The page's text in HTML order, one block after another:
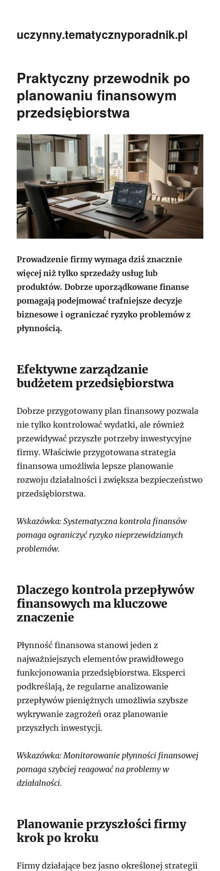
uczynny.tematycznyporadnik.pl
Praktyczny przewodnik po
planowaniu finansowym
przedsiębiorstwa
Prowadzenie firmy wymaga dziś znacznie
więcej niż tylko sprzedaży usług lub
produktów. Dobrze uporządkowane finanse
pomagają podejmować trafniejsze decyzje
biznesowe i ograniczać ryzyko problemów z
płynnością.
Efektywne zarządzanie
budżetem przedsiębiorstwa
Dobrze przygotowany plan finansowy pozwala
nie tylko kontrolować wydatki, ale również
przewidywać przyszłe potrzeby inwestycyjne
firmy. Właściwie przygotowana strategia
finansowa umożliwia lepsze planowanie
rozwoju działalności i zwiększa bezpieczeństwo
przedsiębiorstwa.
Wskazówka: Systematyczna kontrola finansów
pomaga ograniczyć ryzyko nieprzewidzianych
problemów.
Dlaczego kontrola przepływów
finansowych ma kluczowe
znaczenie
Płynność finansowa stanowi jeden z
najważniejszych elementów prawidłowego
funkcjonowania przedsiębiorstwa. Eksperci
podkreślają, że regularne analizowanie
przepływów pieniężnych umożliwia szybsze
wykrywanie zagrożeń oraz planowanie
przyszłych inwestycji.
Wskazówka: Monitorowanie płynności finansowej
pomaga szybciej reagować na problemy w
działalności.
Planowanie przyszłości firmy
krok po kroku
Firmy działające bez jasno określonej strategii